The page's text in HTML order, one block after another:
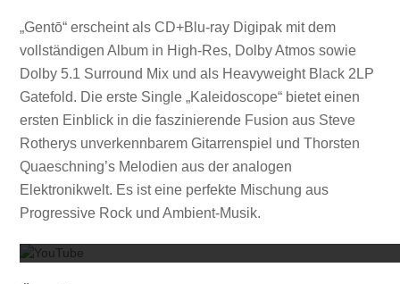
„Gentō“ erscheint als CD+Blu-ray Digipak mit dem
vollständigen Album in High-Res, Dolby Atmos sowie
Dolby 5.1 Surround Mix und als Heavyweight Black 2LP
Gatefold. Die erste Single „Kaleidoscope“ bietet einen
ersten Einblick in die faszinierende Fusion aus Steve
Rotherys unverkennbarem Gitarrenspiel und Thorsten
Quaeschning’s Melodien aus der analogen
Elektronikwelt. Es ist eine perfekte Mischung aus
Progressive Rock und Ambient-Musik.